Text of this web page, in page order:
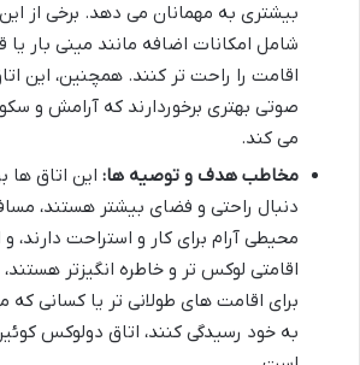
بیشتری به مهمانان می دهد. برخی از
شامل امکانات اضافه مانند مینی بار یا
اقامت را راحت تر کنند. همچنین، این
صوتی بهتری برخوردارند که آرامش و
می کند.
مخاطب هدف و توصیه ها: این اتاق ها
دنبال راحتی و فضای بیشتر هستند،
محیطی آرام برای کار و استراحت دارند،
اقامتی لوکس تر و خاطره انگیزتر
برای اقامت های طولانی تر یا کسانی که
به خود رسیدگی کنند، اتاق دولوکس